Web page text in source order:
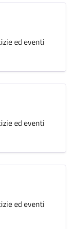
ed eventi
ed eventi
ed eventi